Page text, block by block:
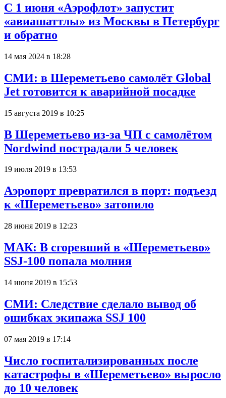
С 1 июня «Аэрофлот» запустит
«авиашаттлы» из Москвы в Петербург
и обратно
14 мая 2024 в 18:28
СМИ: в Шереметьево самолёт Global
Jet готовится к аварийной посадке
15 августа 2019 в 10:25
В Шереметьево из-за ЧП с самолётом
Nordwind пострадали 5 человек
19 июля 2019 в 13:53
Аэропорт превратился в порт: подъезд
к «Шереметьево» затопило
28 июня 2019 в 12:23
МАК: В сгоревший в «Шереметьево»
SSJ-100 попала молния
14 июня 2019 в 15:53
СМИ: Следствие сделало вывод об
ошибках экипажа SSJ 100
07 мая 2019 в 17:14
Число госпитализированных после
катастрофы в «Шереметьево» выросло
до 10 человек